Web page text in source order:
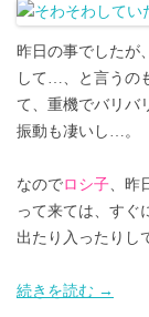
昨日の事でしたが、
して…、と言うの
て、重機でバリバ
振動も凄いし…。
なのでロシ子 、
って来ては、すぐ
出たり入ったりし
続きを読む →